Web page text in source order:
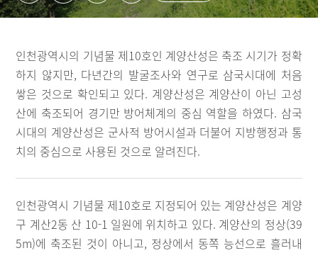
인천광역시의 기념물 제10호인 계양산성은 축조 시기가 정확
하지 않지만, 다년간의 발굴조사와 연구로 삼국시대에 처음
쌓은 것으로 확인되고 있다. 계양산성은 계양산이 아닌 고성
산에 축조되어 경기만 방어체계의 중심 역할을 하였다. 삼국
시대의 계양산성은 군사적 방어시설과 더불어 지방행정과 통
치의 중심으로 사용된 것으로 알려진다.
인천광역시 기념물 제10호로 지정되어 있는 계양산성은 계양
구 계산2동 산 10-1 일원에 위치하고 있다. 계양산의 정상(39
5m)에 축조된 것이 아니고, 정상에서 동쪽 능선으로 흘러내